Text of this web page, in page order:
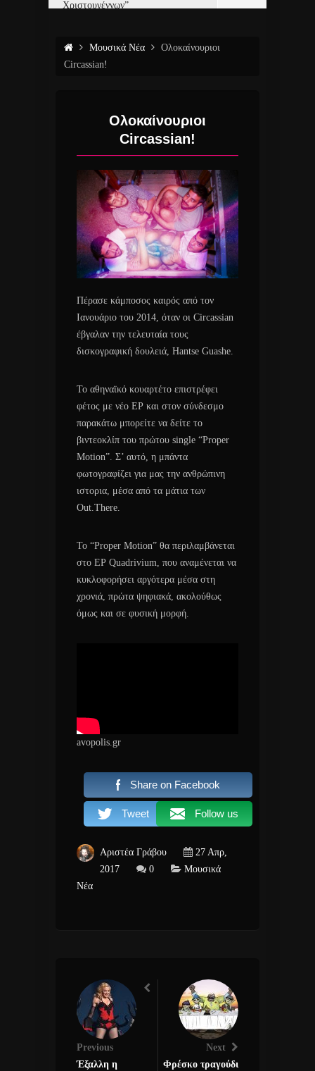
Χριστουγέννων”
Μουσικά Νέα
Ολοκαίνουριοι
Circassian!
Ολοκαίνουριοι
Circassian!
Πέρασε κάμποσος καιρός από τον
Ιανουάριο του 2014, όταν οι Circassian
έβγαλαν την τελευταία τους
δισκογραφική δουλειά, Hantse Guashe.
Το αθηναϊκό κουαρτέτο επιστρέφει
φέτος με νέο ΕΡ και στον σύνδεσμο
παρακάτω μπορείτε να δείτε το
βιντεοκλίπ του πρώτου single “Proper
Motion”. Σ’ αυτό, η μπάντα
φωτογραφίζει για μας την ανθρώπινη
ιστορια, μέσα από τα μάτια των
Out.There.
Το “Proper Motion” θα περιλαμβάνεται
στο ΕΡ Quadrivium, που αναμένεται να
κυκλοφορήσει αργότερα μέσα στη
χρονιά, πρώτα ψηφιακά, ακολούθως
όμως και σε φυσική μορφή.
avopolis.gr
Share on Facebook
Tweet Follow us
Αριστέα Γράβου
27 Απρ,
2017
0
Μουσικά
Νέα
Previous
Έξαλλη η
Next
Φρέσκο τραγούδι